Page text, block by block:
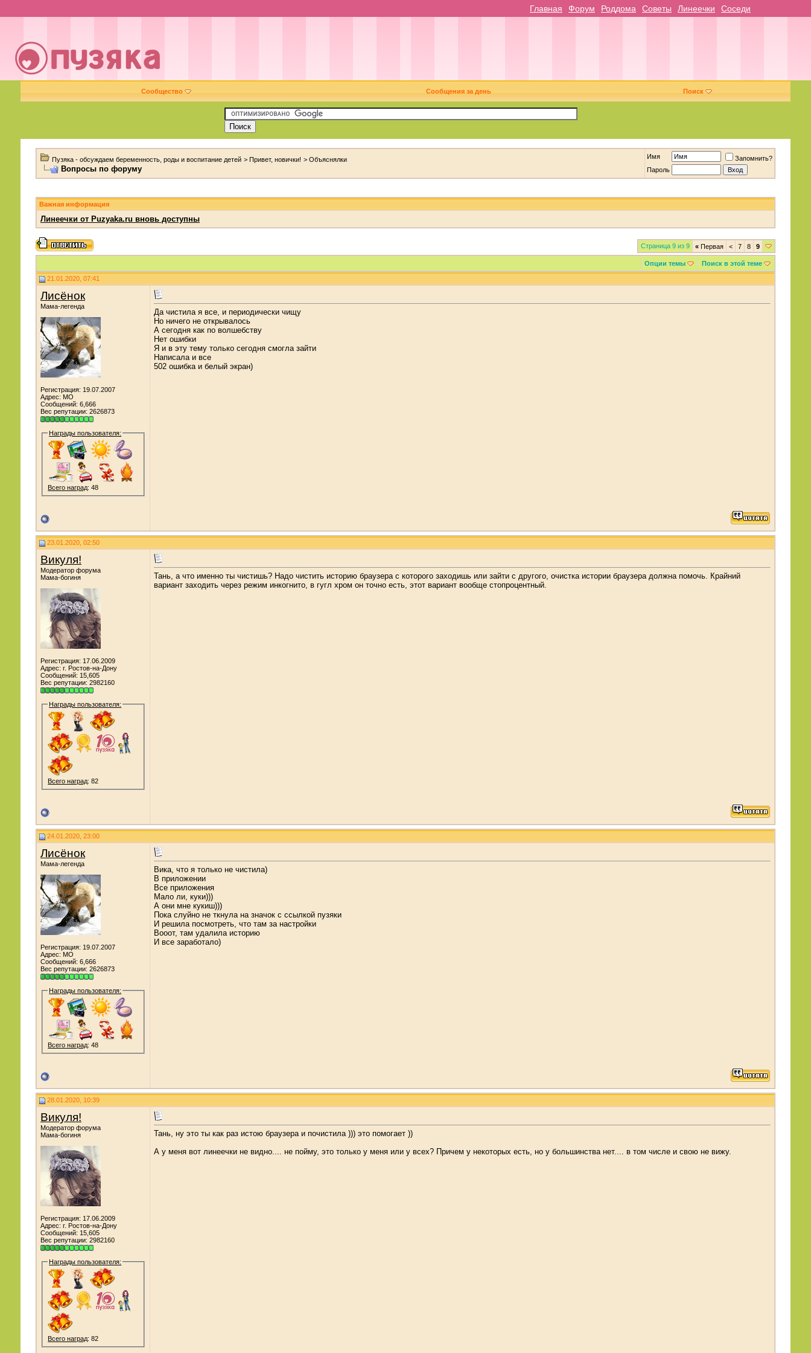
Главная Форум Роддома Советы Линеечки Соседи
Сообщество Сообщения за день Поиск
Пузяка - обсуждаем беременность, роды и воспитание детей > Привет, новички! > Объяснялки
Вопросы по форуму
Имя
Запомнить?
Пароль
Важная информация
Линеечки от Puzyaka.ru вновь доступны
Страница 9 из 9 «Первая < 7 8 9
Опции темы Поиск в этой теме
21.01.2020, 07:41
Лисёнок
Мама-легенда
Регистрация: 19.07.2007
Адрес: МО
Сообщений: 6,666
Вес репутации: 2626873
Награды пользователя:
Всего наград: 48
Да чистила я все, и периодически чищу
Но ничего не открывалось
А сегодня как по волшебству
Нет ошибки
Я и в эту тему только сегодня смогла зайти
Написала и все
502 ошибка и белый экран)
23.01.2020, 02:50
Викуля!
Модератор форума
Мама-богиня
Регистрация: 17.06.2009
Адрес: г. Ростов-на-Дону
Сообщений: 15,605
Вес репутации: 2982160
Награды пользователя:
Всего наград: 82
Тань, а что именно ты чистишь? Надо чистить историю браузера с которого заходишь или зайти с другого, очистка истории браузера должна помочь. Крайний
вариант заходить через режим инкогнито, в гугл хром он точно есть, этот вариант вообще стопроцентный.
24.01.2020, 23:00
Лисёнок
Мама-легенда
Регистрация: 19.07.2007
Адрес: МО
Сообщений: 6,666
Вес репутации: 2626873
Награды пользователя:
Всего наград: 48
Вика, что я только не чистила)
В приложении
Все приложения
Мало ли, куки)))
А они мне кукиш)))
Пока слуйно не ткнула на значок с ссылкой пузяки
И решила посмотреть, что там за настройки
Вооот, там удалила историю
И все заработало)
28.01.2020, 10:39
Викуля!
Модератор форума
Мама-богиня
Регистрация: 17.06.2009
Адрес: г. Ростов-на-Дону
Сообщений: 15,605
Вес репутации: 2982160
Награды пользователя:
Всего наград: 82
Тань, ну это ты как раз истою браузера и почистила ))) это помогает ))
А у меня вот линеечки не видно.... не пойму, это только у меня или у всех? Причем у некоторых есть, но у большинства нет.... в том числе и свою не вижу.